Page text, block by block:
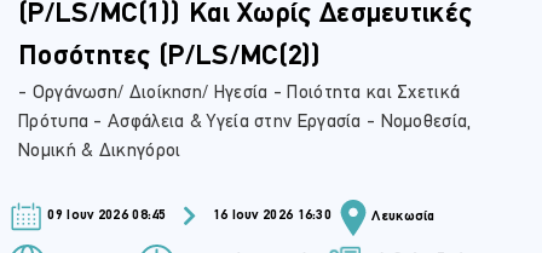
(P/LS/MC(1)) Και Χωρίς Δεσμευτικές
Ποσότητες (P/LS/MC(2))
- Οργάνωση/ Διοίκηση/ Ηγεσία - Ποιότητα και Σχετικά
Πρότυπα - Ασφάλεια & Υγεία στην Εργασία - Νομοθεσία,
Νομική & Δικηγόροι
09 Ιουν 2026 08:45 16 Ιουν 2026 16:30 Λευκωσία